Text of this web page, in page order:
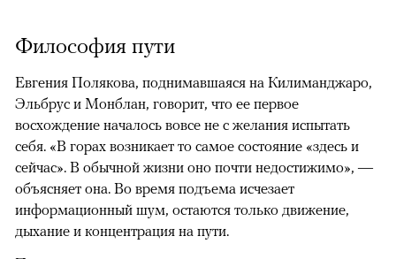
Философия пути
Евгения Полякова, поднимавшаяся на Килиманджаро,
Эльбрус и Монблан, говорит, что ее первое
восхождение началось вовсе не с желания испытать
себя. «В горах возникает то самое состояние «здесь и
сейчас». В обычной жизни оно почти недостижимо», —
объясняет она. Во время подъема исчезает
информационный шум, остаются только движение,
дыхание и концентрация на пути.